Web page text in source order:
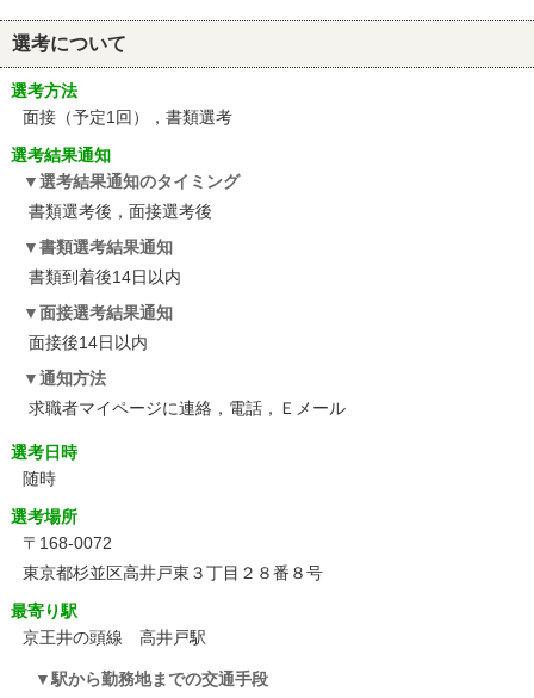
選考について
選考方法
面接（予定1回），書類選考
選考結果通知
選考結果通知のタイミング
書類選考後，面接選考後
書類選考結果通知
書類到着後14日以内
面接選考結果通知
面接後14日以内
通知方法
求職者マイページに連絡，電話，Ｅメール
選考日時
随時
選考場所
〒168-0072
東京都杉並区高井戸東３丁目２８番８号
最寄り駅
京王井の頭線 高井戸駅
駅から勤務地までの交通手段